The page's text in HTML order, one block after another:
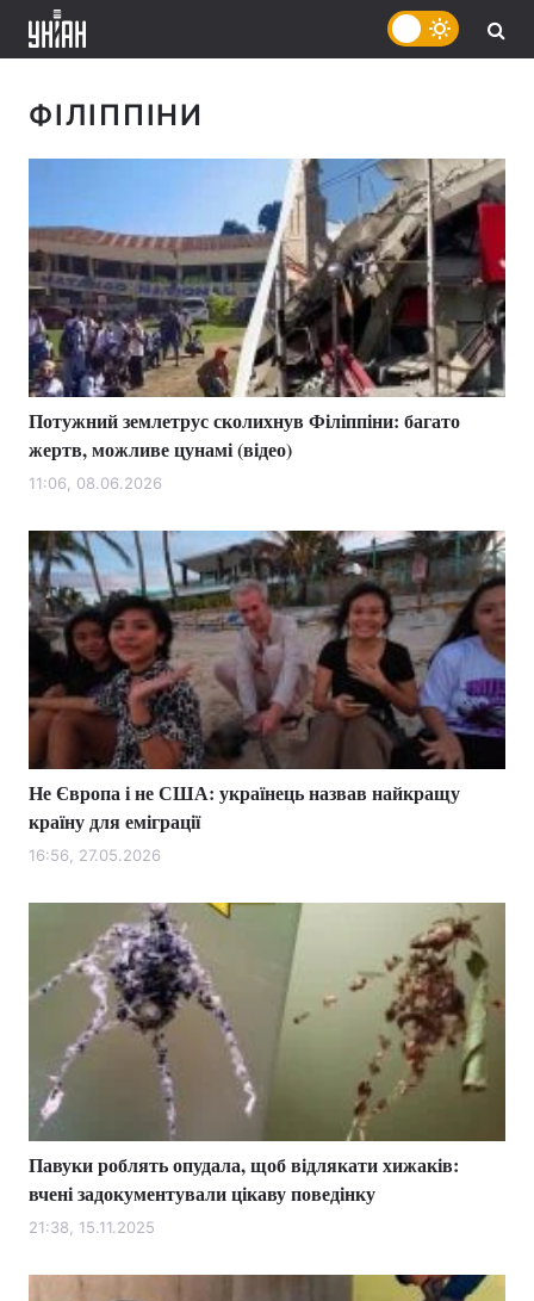
Головна Війна
Україна
Економіка Світ
ФІЛІППІНИ
Потужний землетрус сколихнув Філіппіни: багато
жертв, можливе цунамі (відео)
11:06, 08.06.2026
Не Європа і не США: українець назвав найкращу
країну для еміграції
16:56, 27.05.2026
Павуки роблять опудала, щоб відлякати хижаків:
вчені задокументували цікаву поведінку
21:38, 15.11.2025